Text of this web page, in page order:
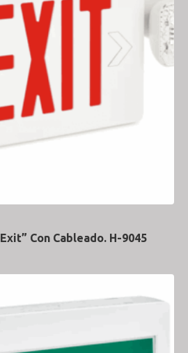
Con Cableado. H-9045